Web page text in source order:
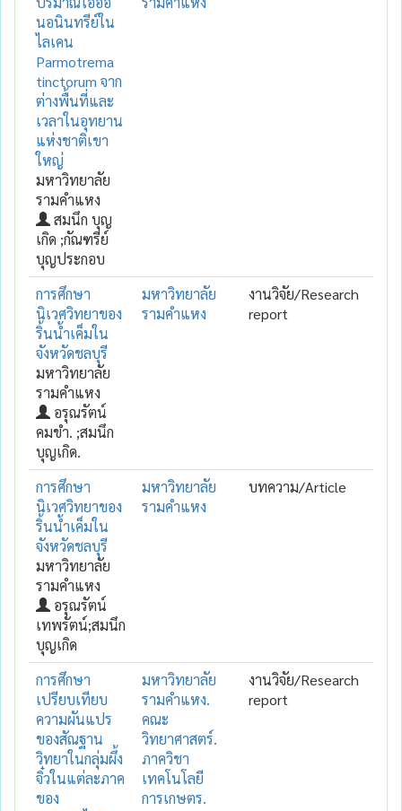
นอนินทรีย์ใน
ไลเคน
Parmotrema
tinctorum จาก
ต่างพื้นที่และ
เวลาในอุทยาน
แห่งชาติเขา
ใหญ่
มหาวิทยาลัย
รามคำแหง
สมนึก บุญ
เกิด ;กัณฑรีย์
บุญประกอบ
การศึกษา
นิเวศวิทยาของ
ริ้นน้ำเค็มใน
จังหวัดชลบุรี
มหาวิทยาลัย
รามคำแหง
อรุณรัตน์
คมขำ. ;สมนึก
บุญเกิด.
มหาวิทยาลัย
รามคำแหง
งานวิจัย/Research
report
การศึกษา
นิเวศวิทยาของ
ริ้นน้ำเค็มใน
จังหวัดชลบุรี
มหาวิทยาลัย
รามคำแหง
อรุณรัตน์
เทพรัตน์;สมนึก
บุญเกิด
มหาวิทยาลัย
รามคำแหง
บทความ/Article
การศึกษา
เปรียบเทียบ
ความผันแปร
ของสัณฐาน
วิทยาในกลุ่มผึ้ง
จิ๋วในแต่ละภาค
ของ
มหาวิทยาลัย
รามคำแหง.
คณะ
วิทยาศาสตร์.
ภาควิชา
เทคโนโลยี
การเกษตร.
งานวิจัย/Research
report